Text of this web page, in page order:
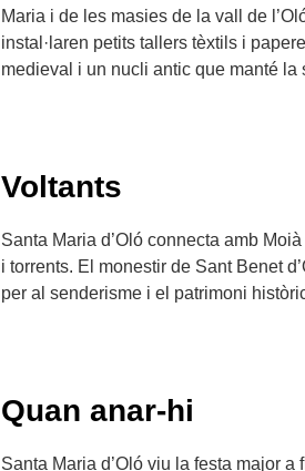
Maria i de les masies de la vall de
instal·laren petits tallers tèxtils i
medieval i un nucli antic que manté la
Voltants
Santa Maria d’Oló connecta amb
i torrents. El monestir de Sant Benet
per al senderisme i el patrimoni
Quan anar-hi
Santa Maria d’Oló viu la festa major